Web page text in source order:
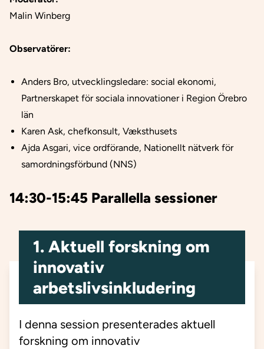
Malin Winberg
Observatörer:
Anders Bro, utvecklingsledare: social ekonomi,
Partnerskapet för sociala innovationer i Region Örebro
län
Karen Ask, chefkonsult, Væksthusets
Ajda Asgari, vice ordförande, Nationellt nätverk för
samordningsförbund (NNS)
14:30-15:45 Parallella sessioner
1. Aktuell forskning om
innovativ
arbetslivsinkludering
I denna session presenterades aktuell
forskning om innovativ